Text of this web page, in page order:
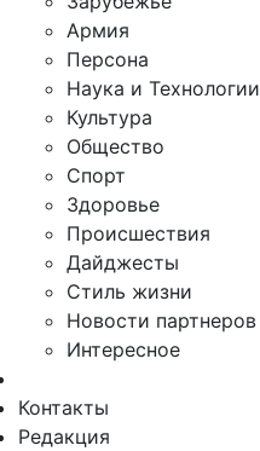
Армия
Персона
Наука и Технологии
Культура
Общество
Спорт
Здоровье
Происшествия
Дайджесты
Стиль жизни
Новости партнеров
Интересное
Контакты
Редакция